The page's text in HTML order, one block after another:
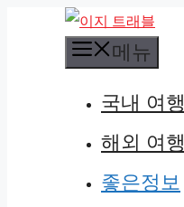
메뉴
국내 여행
해외 여행
좋은정보